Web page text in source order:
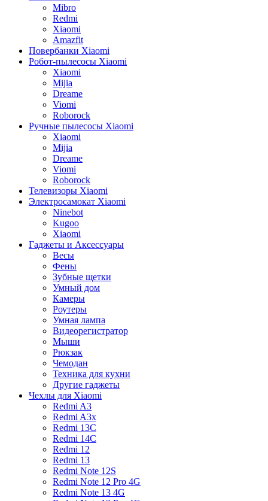
Mibro
Redmi
Xiaomi
Amazfit
Повербанки Xiaomi
Робот-пылесосы Xiaomi
Xiaomi
Mijia
Dreame
Viomi
Roborock
Ручные пылесосы Xiaomi
Xiaomi
Mijia
Dreame
Viomi
Roborock
Телевизоры Xiaomi
Электросамокат Xiaomi
Ninebot
Kugoo
Xiaomi
Гаджеты и Аксессуары
Весы
Фены
Зубные щетки
Умный дом
Камеры
Роутеры
Умная лампа
Видеорегистратор
Мыши
Рюкзак
Чемодан
Техника для кухни
Другие гаджеты
Чехлы для Xiaomi
Redmi A3
Redmi A3x
Redmi 13C
Redmi 14C
Redmi 12
Redmi 13
Redmi Note 12S
Redmi Note 12 Pro 4G
Redmi Note 13 4G